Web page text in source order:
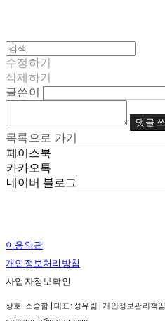
수정하기
삭제하기
글쓴이
댓글
목록으로 가기
페이스북
카카오톡
네이버 블로그
이용약관
개인정보처리방침
사업자정보확인
상호: 소중함 | 대표: 성유림 | 개인정보관리책